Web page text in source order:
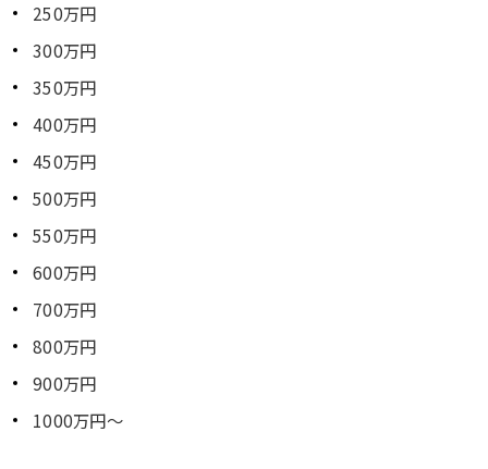
250万円
300万円
350万円
400万円
450万円
500万円
550万円
600万円
700万円
800万円
900万円
1000万円～